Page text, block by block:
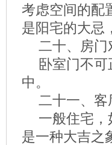
考虑空间的配
是阳宅的大忌
二十、房门
卧室门不
中。
二十一、客
一般住宅
是一种大吉之